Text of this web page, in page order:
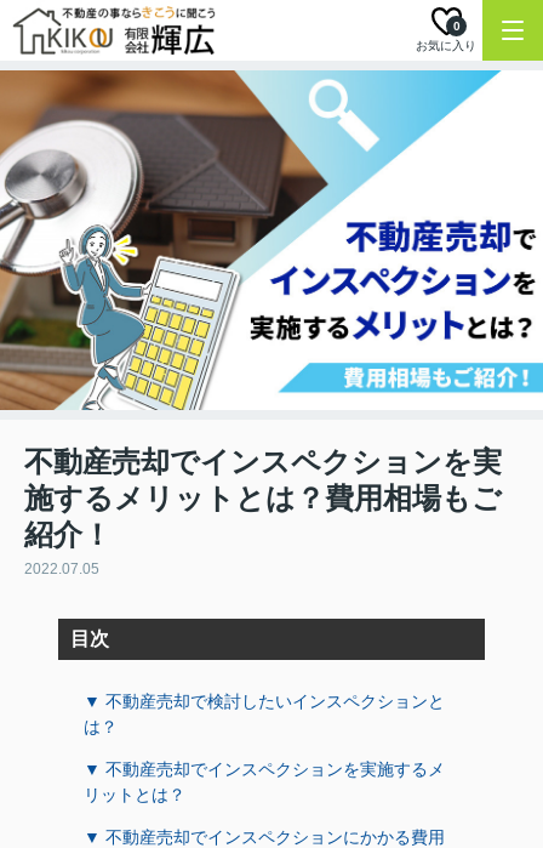
お気に入り
0
不動産売却でインスペクションを実
施するメリットとは？費用相場もご
紹介！
2022.07.05
目次
▼ 不動産売却で検討したいインスペクションと
は？
▼ 不動産売却でインスペクションを実施するメ
リットとは？
▼ 不動産売却でインスペクションにかかる費用